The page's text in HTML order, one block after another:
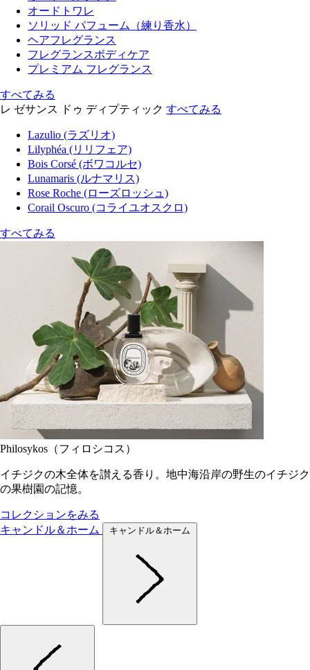
オードトワレ
ソリッド パフューム（練り香水）
ヘアフレグランス
フレグランスボディケア
プレミアム フレグランス
すべてみる
レ ゼサンス ドゥ ディプティック すべてみる
Lazulio (ラズリオ)
Lilyphéa (リリフェア)
Bois Corsé (ボワコルセ)
Lunamaris (ルナマリス)
Rose Roche (ローズロッシュ)
Corail Oscuro (コライユオスクロ)
すべてみる
Philosykos（フィロシコス）
イチジクの木全体を讃える香り。地中海沿岸の野生のイチジク
の果樹園の記憶。
コレクションをみる
キャンドル＆ホーム
キャンドル＆ホーム